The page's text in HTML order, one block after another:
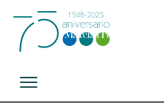
Toggle navigation